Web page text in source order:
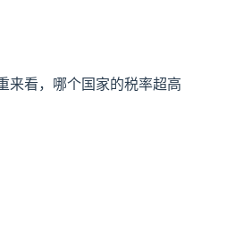
来看，哪个国家的税率超高